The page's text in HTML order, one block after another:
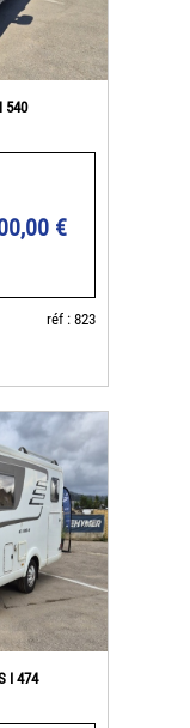
540
€
réf : 823
I 474